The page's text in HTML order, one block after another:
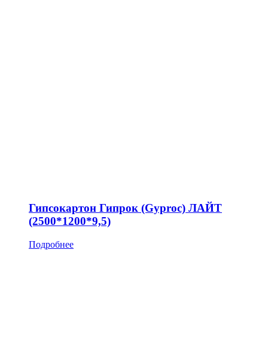
Гипсокартон Гипрок (Gyproc) ЛАЙТ
(2500*1200*9,5)
Подробнее